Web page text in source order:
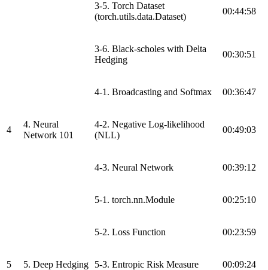
3-5. Torch Dataset
(torch.utils.data.Dataset)
00:44:58
3-6. Black-scholes with Delta
Hedging
00:30:51
4
4. Neural
Network 101
4-1. Broadcasting and Softmax 00:36:47
4-2. Negative Log-likelihood
(NLL)
00:49:03
4-3. Neural Network 00:39:12
5 5. Deep Hedging
5-1. torch.nn.Module 00:25:10
5-2. Loss Function 00:23:59
5-3. Entropic Risk Measure 00:09:24